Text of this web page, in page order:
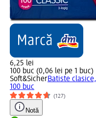
6,25 lei
100 buc (0,06 lei pe 1 buc)
Soft&SicherBatiste clasice,
100 buc
(127)
Notă